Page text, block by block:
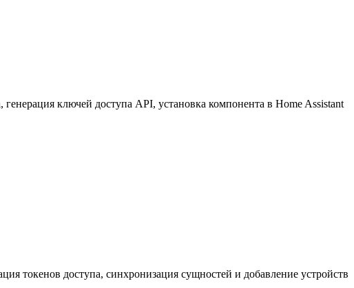
ключей доступа API, установка компонента в Home Assistant
токенов доступа, синхронизация сущностей и добавление устройств